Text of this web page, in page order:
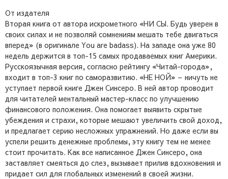
От издателя
Вторая книга от автора искрометного «НИ СЫ. Будь уверен в
своих силах и не позволяй сомнениям мешать тебе двигаться
вперед» (в оригинале You are badass). На западе она уже 80
недель держится в топ-15 самых продаваемых книг Америки.
Русскоязычная версия, согласно рейтингу «Читай-города»,
входит в топ-3 книг по саморазвитию. «НЕ НОЙ» – ничуть не
уступает первой книге Джен Синсеро. В ней автор проводит
для читателей ментальный мастер-класс по улучшению
финансового положения. Она помогает выявить скрытые
убеждения и страхи, которые мешают увеличить свой доход,
и предлагает серию несложных упражнений. Но даже если вы
успели решить денежные проблемы, эту книгу тем не менее
стоит прочитать. Как все написанное Джен Синсеро, она
заставляет смеяться до слез, вызывает прилив вдохновения и
придает сил для глобальных изменений в своей жизни.